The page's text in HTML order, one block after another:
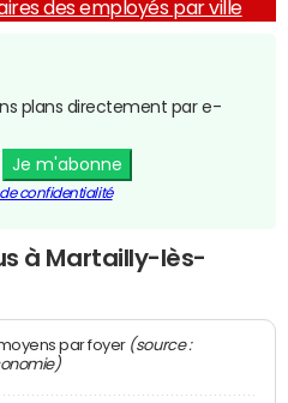
des employés par ville
plans directement par e-
Je m'abonne
confidentialité
à Martailly-lès-
par foyer (source :